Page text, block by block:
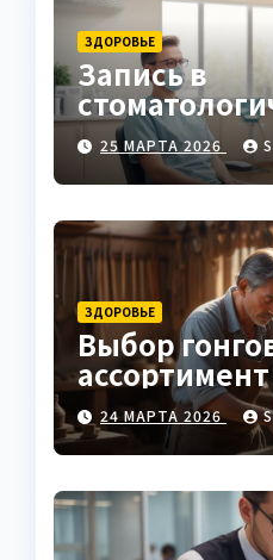
ЗДОРОВЬЕ
Запись в
клинику
25 МАРТА 2026
ЗДОРОВЬЕ
Выбор
24 МАРТА 2026